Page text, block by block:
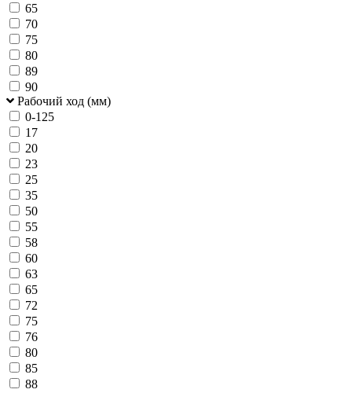
65
70
75
80
89
90
Рабочий ход (мм)
0-125
17
20
23
25
35
50
55
58
60
63
65
72
75
76
80
85
88